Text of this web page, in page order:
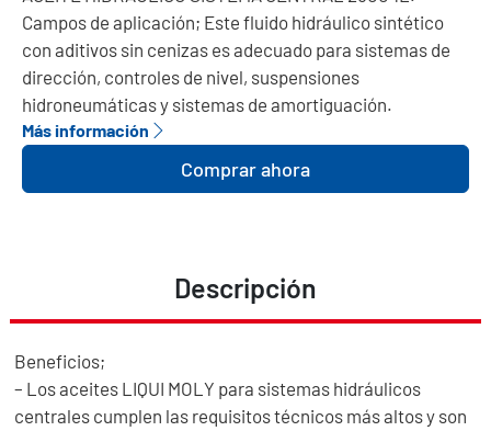
Campos de aplicación; Este fluido hidráulico sintético
con aditivos sin cenizas es adecuado para sistemas de
dirección, controles de nivel, suspensiones
hidroneumáticas y sistemas de amortiguación.
Más información
Comprar ahora
Descripción
Beneficios;
– Los aceites LIQUI MOLY para sistemas hidráulicos
centrales cumplen las requisitos técnicos más altos y son